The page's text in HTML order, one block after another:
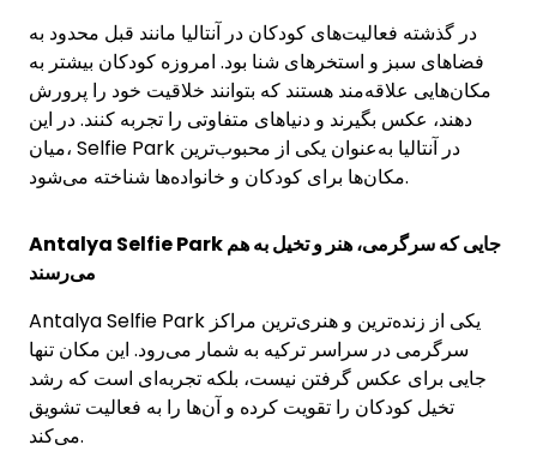
در گذشته فعالیت‌های کودکان در آنتالیا مانند قبل محدود به
فضاهای سبز و استخرهای شنا بود. امروزه کودکان بیشتر به
مکان‌هایی علاقه‌مند هستند که بتوانند خلاقیت خود را پرورش
دهند، عکس بگیرند و دنیاهای متفاوتی را تجربه کنند. در این
میان، Selfie Park در آنتالیا به‌عنوان یکی از محبوب‌ترین
مکان‌ها برای کودکان و خانواده‌ها شناخته می‌شود.
Antalya Selfie Park جایی که سرگرمی، هنر و تخیل به هم
می‌رسند
Antalya Selfie Park یکی از زنده‌ترین و هنری‌ترین مراکز
سرگرمی در سراسر ترکیه به شمار می‌رود. این مکان تنها
جایی برای عکس گرفتن نیست، بلکه تجربه‌ای است که رشد
تخیل کودکان را تقویت کرده و آن‌ها را به فعالیت تشویق
می‌کند.